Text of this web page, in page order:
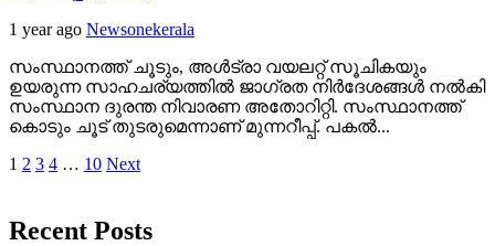
1 year ago Newsonekerala
സംസ്ഥാനത്ത് ചൂടും, അൾട്രാ വയലറ്റ് സൂചികയും
ഉയരുന്ന സാഹചര്യത്തിൽ ജാഗ്രത നിർദേശങ്ങൾ നൽകി
സംസ്ഥാന ദുരന്ത നിവാരണ അതോറിറ്റി. സംസ്ഥാനത്ത്
കൊടും ചൂട് തുടരുമെന്നാണ് മുന്നറീപ്പ്. പകൽ...
Posts
1 2 3 4 … 10 Next
Recent Posts